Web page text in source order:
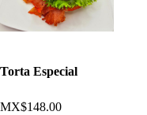
Torta Especial
MX$148.00